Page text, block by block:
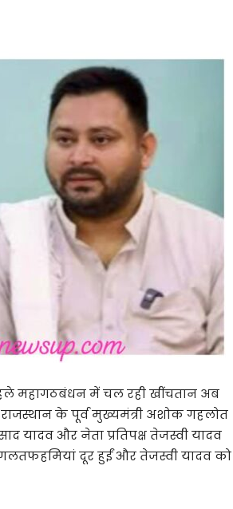
महागठबंधन में चल रही खींचतान अब
के पूर्व मुख्यमंत्री अशोक गहलोत
यादव और नेता प्रतिपक्ष तेजस्वी यादव
दूर हुईं और तेजस्वी यादव को